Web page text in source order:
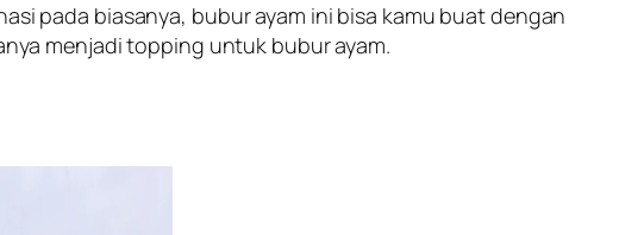
pada biasanya, bubur ayam ini bisa kamu buat dengan
menjadi topping untuk bubur ayam.